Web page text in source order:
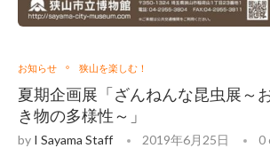
お知らせ 狭山を楽しむ！
夏期企画展「ざんねんな昆虫展～
き物の多様性～」
by I Sayama Staff 2019年6月25日 0